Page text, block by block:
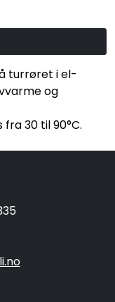
turrøret i el-
og
30 til 90°C.